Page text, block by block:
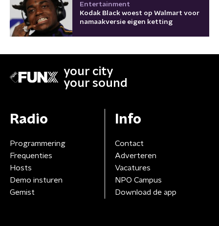
Entertainment
Kodak Black woest op Walmart voor
namaakversie eigen ketting
your city
your sound
Radio
Programmering
Frequenties
Hosts
Demo insturen
Gemist
Info
Contact
Adverteren
Vacatures
NPO Campus
Download de app